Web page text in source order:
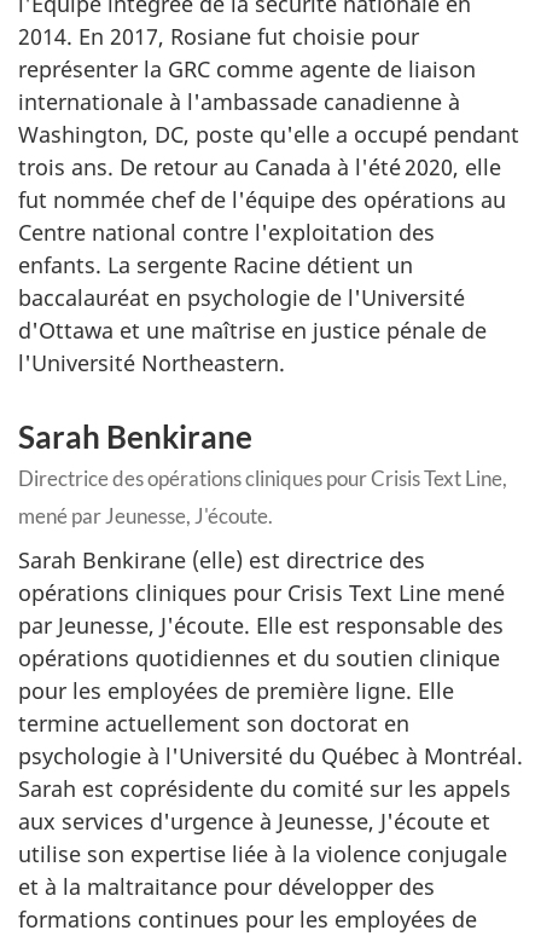
2014. En 2017, Rosiane fut choisie pour
représenter la GRC comme agente de liaison
internationale à l'ambassade canadienne à
Washington, DC, poste qu'elle a occupé pendant
trois ans. De retour au Canada à l'été 2020, elle
fut nommée chef de l'équipe des opérations au
Centre national contre l'exploitation des
enfants. La sergente Racine détient un
baccalauréat en psychologie de l'Université
d'Ottawa et une maîtrise en justice pénale de
l'Université Northeastern.
Sarah Benkirane
Directrice des opérations cliniques pourCrisis Text Line,
mené par Jeunesse, J'écoute.
Sarah Benkirane (elle) est directrice des
opérations cliniques pour Crisis Text Line mené
par Jeunesse, J'écoute. Elle est responsable des
opérations quotidiennes et du soutien clinique
pour les employées de première ligne. Elle
termine actuellement son doctorat en
psychologie à l'Université du Québec à Montréal.
Sarah est coprésidente du comité sur les appels
aux services d'urgence à Jeunesse, J'écoute et
utilise son expertise liée à la violence conjugale
et à la maltraitance pour développer des
formations continues pour les employées de